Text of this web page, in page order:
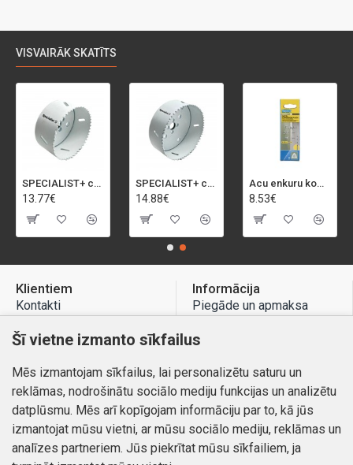
VISVAIRĀK SKATĪTS
SPECIALIST+ caurumu zāģis BI-METAL, 92 mm
13.77€
SPECIALIST+ caurumu zāģis BI-METAL, 98 mm
14.88€
Acu enkuru komplekts, 3-13 mm, Rapid, 12 gab.
8.53€
Klientiem
Kontakti
Preču atgriešana
Mans profils
Pasūtījumi
Informācija
Piegāde un apmaksa
Atteikuma tiesības
Kontakti
Šī vietne izmanto sīkfailus
Mēs izmantojam sīkfailus, lai personalizētu saturu un
reklāmas, nodrošinātu sociālo mediju funkcijas un analizētu
datplūsmu. Mēs arī kopīgojam informāciju par to, kā jūs
izmantojat mūsu vietni, ar mūsu sociālo mediju, reklāmas un
analīzes partneriem. Jūs piekrītat mūsu sīkfailiem, ja